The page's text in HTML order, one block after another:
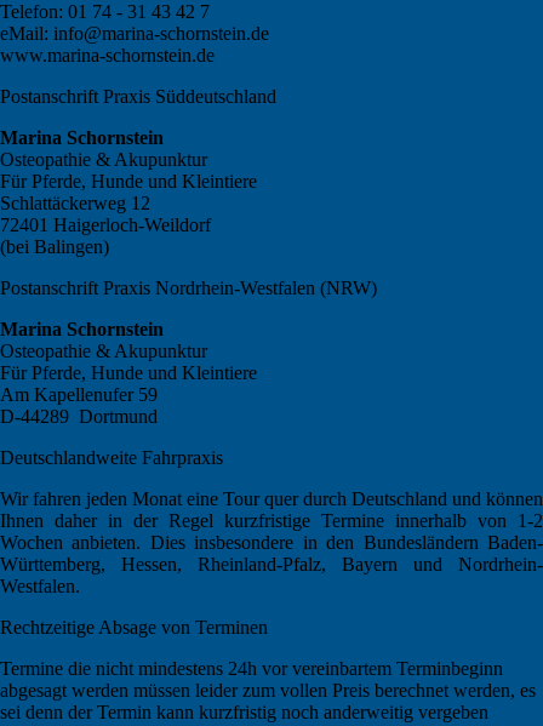
Telefon: 01 74 - 31 43 42 7
eMail: info@marina-schornstein.de
www.marina-schornstein.de
Postanschrift Praxis Süddeutschland
Marina Schornstein
Osteopathie & Akupunktur
Für Pferde, Hunde und Kleintiere
Schlattäckerweg 12
72401 Haigerloch-Weildorf
(bei Balingen)
Postanschrift Praxis Nordrhein-Westfalen (NRW)
Marina Schornstein
Osteopathie & Akupunktur
Für Pferde, Hunde und Kleintiere
Am Kapellenufer 59
D-44289 Dortmund
Deutschlandweite Fahrpraxis
Wir fahren jeden Monat eine Tour quer durch Deutschland und können
Ihnen daher in der Regel kurzfristige Termine innerhalb von 1-2
Wochen anbieten. Dies insbesondere in den Bundesländern Baden-
Württemberg, Hessen, Rheinland-Pfalz, Bayern und Nordrhein-
Westfalen.
Rechtzeitige Absage von Terminen
Termine die nicht mindestens 24h vor vereinbartem Terminbeginn
abgesagt werden müssen leider zum vollen Preis berechnet werden, es
sei denn der Termin kann kurzfristig noch anderweitig vergeben